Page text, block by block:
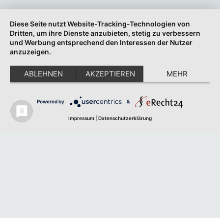
Diese Seite nutzt Website-Tracking-Technologien von
Dritten, um ihre Dienste anzubieten, stetig zu verbessern
und Werbung entsprechend den Interessen der Nutzer
anzuzeigen.
ABLEHNEN AKZEPTIEREN MEHR
Powered by &
Impressum Datenschutzerklärung